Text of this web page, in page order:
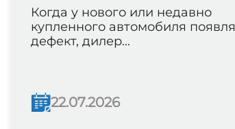
Когда у нового или недавно
купленного автомобиля
дефект, дилер...
22.07.2026